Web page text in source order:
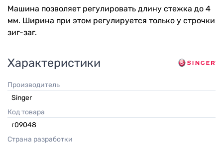
Машина позволяет регулировать длину стежка до 4
мм. Ширина при этом регулируется только у строчки
зиг-заг.
Характеристики
Производитель
Singer
Код товара
г09048
Страна разработки